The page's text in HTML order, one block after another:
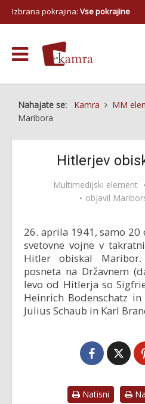
Izbrana pokrajina: Vse pokrajine
Nahajate se: Kamra MM
Maribora
Hitlerjev
Multimedijski element
objavil
26. aprila 1941, samo
svetovne vojne v
Hitler obiskal
posneta na Državnem
levo od Hitlerja so
Heinrich Bodenschatz
Julius Schaub in Karl
Natisni